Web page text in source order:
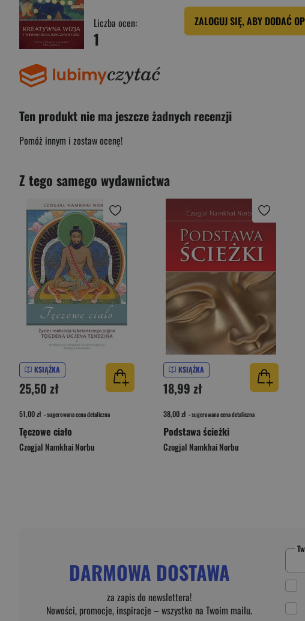
Liczba ocen:
1
ZALOGUJ SIĘ, ABY DODAĆ
Ten produkt nie ma jeszcze żadnych recenzji
Pomóż innym i zostaw ocenę!
Z tego samego wydawnictwa
KSIĄŻKA
25,50 zł
51,00 zł - sugerowana cena detaliczna
Tęczowe ciało
Czogjal Namkhai Norbu
KSIĄŻKA
18,99 zł
38,00 zł - sugerowana cena detaliczna
Podstawa ścieżki
Czogjal Namkhai Norbu
DARMOWA DOSTAWA
za zapis do newslettera!
Nowości, promocje, inspiracje – wszystko na Twoim mailu.